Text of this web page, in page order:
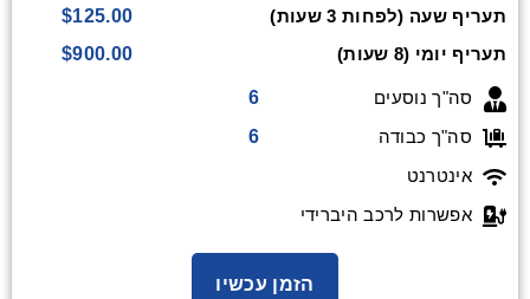
תעריף שעה (לפחות 3 שעות)
$125.00
תעריף יומי (8 שעות)
$900.00
סה"ך נוסעים
6
סה"ך כבודה
6
אינטרנט
אפשרות לרכב היברידי
הזמן עכשיו